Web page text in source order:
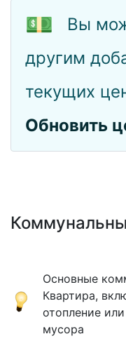
💵
Вы
другим
текущих
Обновить
Основные
Квартира,
отопление
мусора